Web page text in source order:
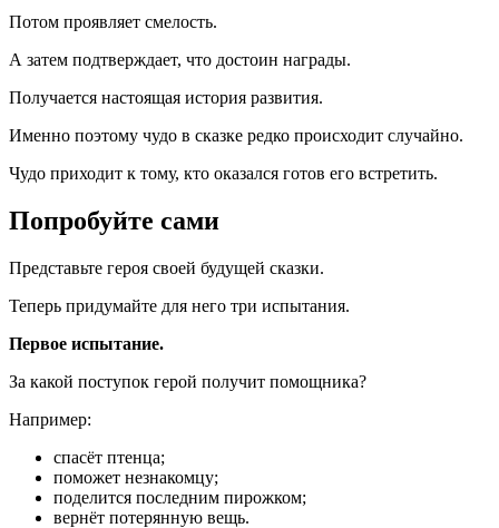
Потом проявляет смелость.
А затем подтверждает, что достоин награды.
Получается настоящая история развития.
Именно поэтому чудо в сказке редко происходит случайно.
Чудо приходит к тому, кто оказался готов его встретить.
Попробуйте сами
Представьте героя своей будущей сказки.
Теперь придумайте для него три испытания.
Первое испытание.
За какой поступок герой получит помощника?
Например:
спасёт птенца;
поможет незнакомцу;
поделится последним пирожком;
вернёт потерянную вещь.